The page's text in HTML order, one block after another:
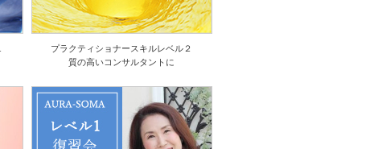
プラクティショナースキルレベル２
質の高いコンサルタントに